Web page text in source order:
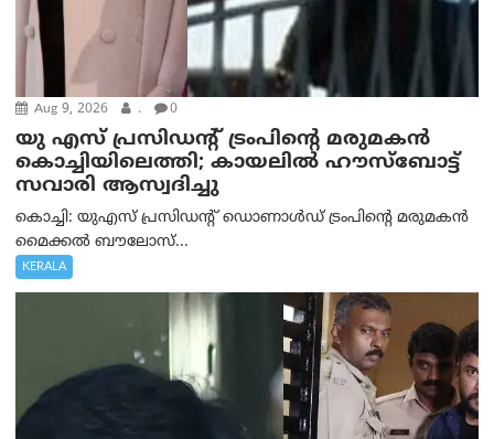
Aug 9, 2026 . 0
യു എസ് പ്രസിഡന്റ് ട്രംപിന്റെ മരുമകൻ
കൊച്ചിയിലെത്തി; കായലിൽ ഹൗസ്ബോട്ട്
സവാരി ആസ്വദിച്ചു
കൊച്ചി: യുഎസ് പ്രസിഡന്റ് ഡൊണാൾഡ് ട്രംപിന്റെ മരുമകൻ
മൈക്കൽ ബൗലോസ്...
KERALA